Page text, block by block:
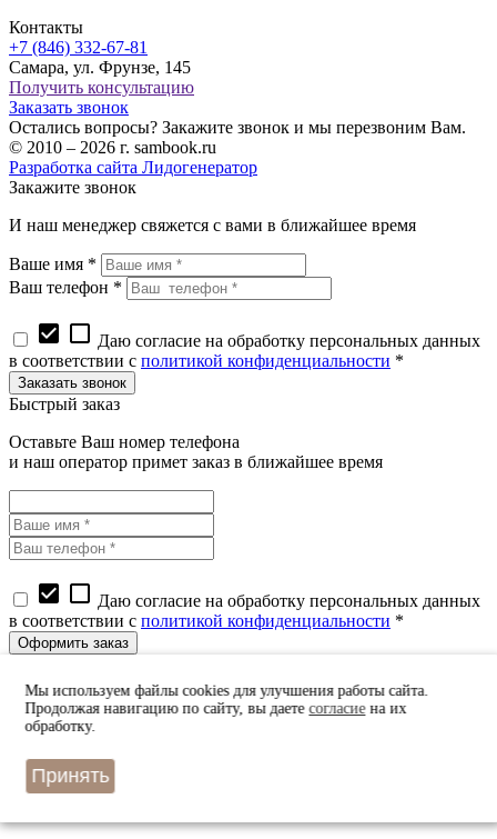
Контакты
+7 (846) 332-67-81
Самара, ул. Фрунзе, 145
Получить консультацию
Заказать звонок
Остались вопросы? Закажите звонок и мы перезвоним Вам.
© 2010 – 2026 г. sambook.ru
Разработка сайта Лидогенератор
Закажите звонок
И наш менеджер свяжется с вами в ближайшее время
Ваше имя *
Ваш телефон *
check_box check_box_outline_blank Даю согласие на обработку персональных данных
в соответствии с политикой конфиденциальности *
Быстрый заказ
Оставьте Ваш номер телефона
и наш оператор примет заказ в ближайшее время
check_box check_box_outline_blank Даю согласие на обработку персональных данных
в соответствии с политикой конфиденциальности *
Оставьте Ваш номер телефона
и наш оператор перезвонит вам в ближайшее время
Мы используем файлы cookies для улучшения работы сайта.
Продолжая навигацию по сайту, вы даетесогласиена их
обработку.
Принять